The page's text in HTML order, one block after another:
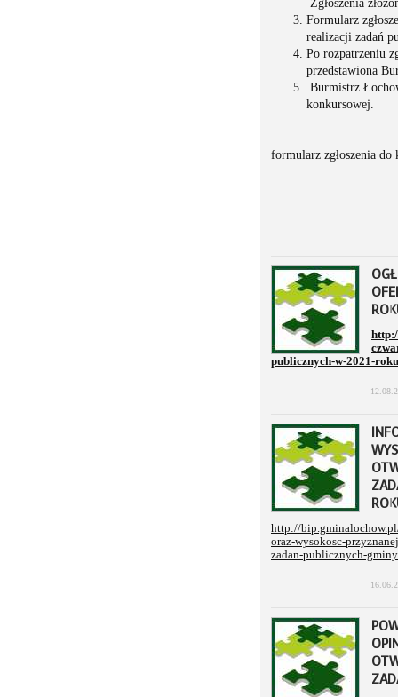
Zgłoszenia
Formularz
realizacji zadań
Po rozpatrzeniu
przedstawiona
Burmistrz
konkursowej.
formularz zgłoszenia do
publicznych-w-2021-roku
http://
oraz-wysokosc-
zadan-publicznych-